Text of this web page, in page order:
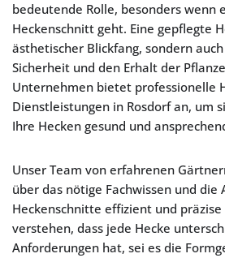
bedeutende Rolle, besonders wenn
Heckenschnitt geht. Eine gepflegte
ästhetischer Blickfang, sondern
Sicherheit und den Erhalt der
Unternehmen bietet professionelle
Dienstleistungen in Rosdorf an, um
Ihre Hecken gesund und
Unser Team von erfahrenen
über das nötige Fachwissen und die
Heckenschnitte effizient und
verstehen, dass jede Hecke
Anforderungen hat, sei es die